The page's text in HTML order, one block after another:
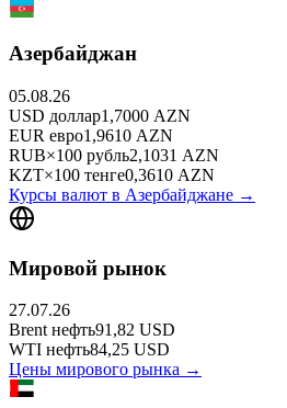
Азербайджан
05.08.26
USD доллар1,7000 AZN
EUR евро1,9610 AZN
RUB×100 рубль2,1031 AZN
KZT×100 тенге0,3610 AZN
Курсы валют в Азербайджане →
Мировой рынок
27.07.26
Brent нефть91,82 USD
WTI нефть84,25 USD
Цены мирового рынка →